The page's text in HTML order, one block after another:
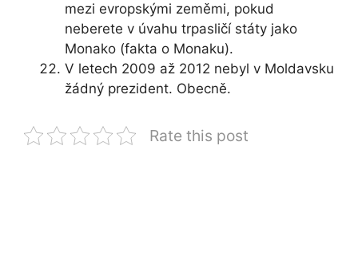
mezi evropskými zeměmi, pokud
neberete v úvahu trpasličí státy jako
Monako (fakta o Monaku).
V letech 2009 až 2012 nebyl v Moldavsku
žádný prezident. Obecně.
Rate this post